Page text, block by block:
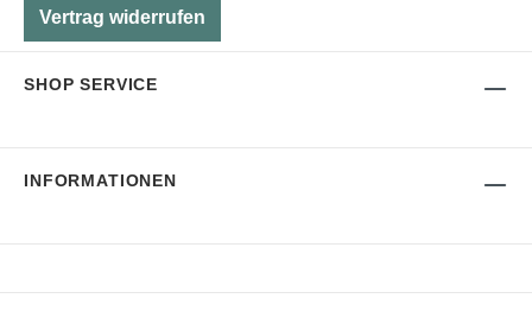
Vertrag widerrufen
SHOP SERVICE
INFORMATIONEN